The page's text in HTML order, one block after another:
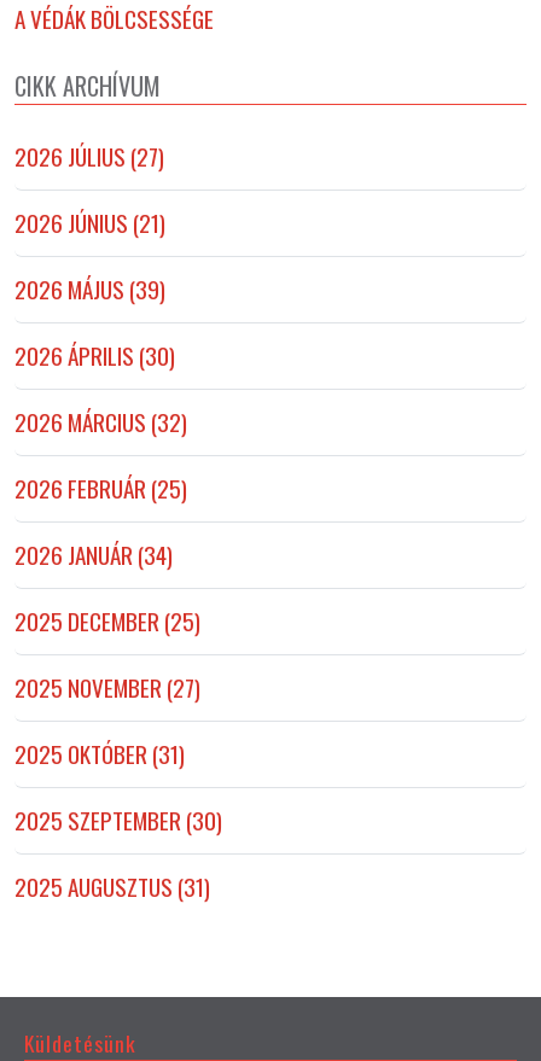
A VÉDÁK BÖLCSESSÉGE
CIKK ARCHÍVUM
2026 JÚLIUS (27)
2026 JÚNIUS (21)
2026 MÁJUS (39)
2026 ÁPRILIS (30)
2026 MÁRCIUS (32)
2026 FEBRUÁR (25)
2026 JANUÁR (34)
2025 DECEMBER (25)
2025 NOVEMBER (27)
2025 OKTÓBER (31)
2025 SZEPTEMBER (30)
2025 AUGUSZTUS (31)
Küldetésünk